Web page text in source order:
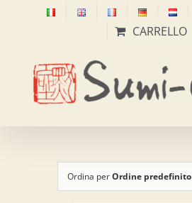
CARRELLO
Ordina perOrdine predefinito